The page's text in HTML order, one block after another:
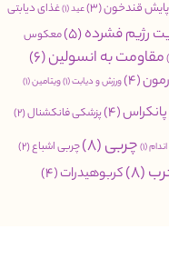
قندخون(3) عید(1) غذای دیابتی
رژیم فشرده(5)
معکوس
مقاومت به انسولین(6)
(4) ورزش و دیابت(1) ویتامین(1)
پانکراس(4) پزشکی فانکشنال(2)
(1) چربی(8) چربی اشباع(2)
(8) کربوهیدرات(4)